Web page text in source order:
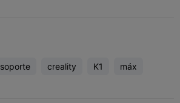
soporte creality K1 máx